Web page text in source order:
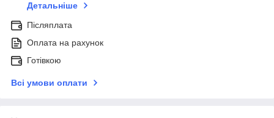
Детальніше
Післяплата
Оплата на рахунок
Готівкою
Всі умови оплати